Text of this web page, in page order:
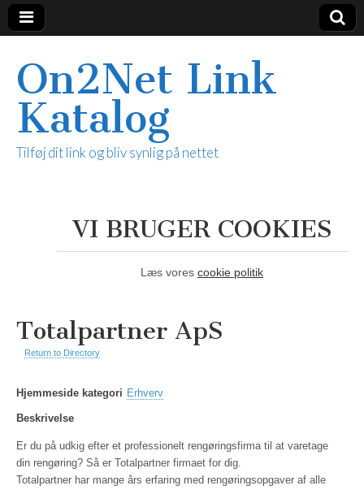
On2Net Link
Katalog
Tilføj dit link og bliv synlig på nettet
VI BRUGER COOKIES
Læs vores cookie politik
Totalpartner ApS
Return to Directory
Hjemmeside kategori Erhverv
Beskrivelse
Er du på udkig efter et professionelt rengøringsfirma til at varetage
din rengøring? Så er Totalpartner firmaet for dig.
Totalpartner har mange års erfaring med rengøringsopgaver af alle